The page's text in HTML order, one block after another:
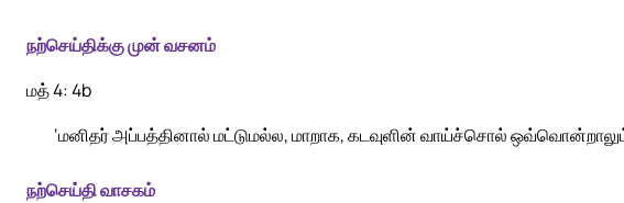
நற்செய்திக்கு முன் வசனம்
மத் 4: 4b
‘மனிதர் அப்பத்தினால் மட்டுமல்ல, மாறாக, கடவுளின் வாய்ச்சொல்
நற்செய்தி வாசகம்